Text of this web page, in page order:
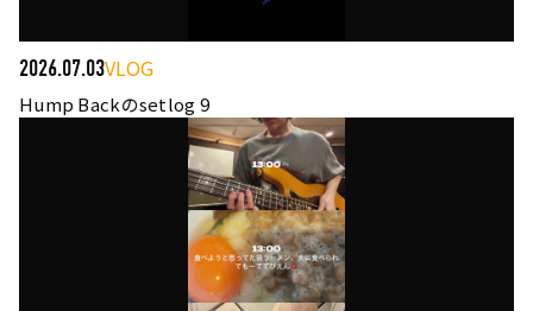
2026.07.03VLOG
Hump Backのsetlog 9